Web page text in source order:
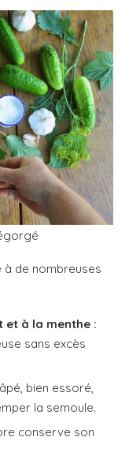
de nombreuses
et à la menthe :
sans excès
bien essoré,
la semoule.
conserve son